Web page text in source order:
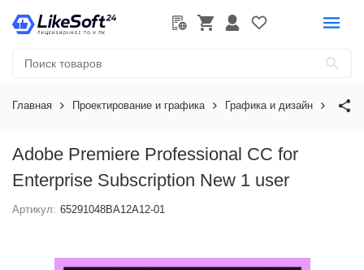
Главная Проектирование и графика Графика и дизайн
Adobe Premiere Professional CC for
Enterprise Subscription New 1 user
Артикул: 65291048BA12A12-01